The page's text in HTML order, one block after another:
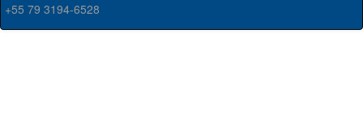
+55 79 3194-6528